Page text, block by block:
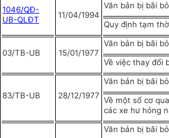
1046/QĐ-
UB-QLĐT
11/04/1994
Văn bản bị bãi bỏ
Quy định tạm
03/TB-UB 15/01/1977
Văn bản bị bãi bỏ
Về việc thay đổi
83/TB-UB 28/12/1977
Văn bản bị bãi bỏ
Về một số cơ
các xe hư hỏng
Văn bản bị bãi bỏ